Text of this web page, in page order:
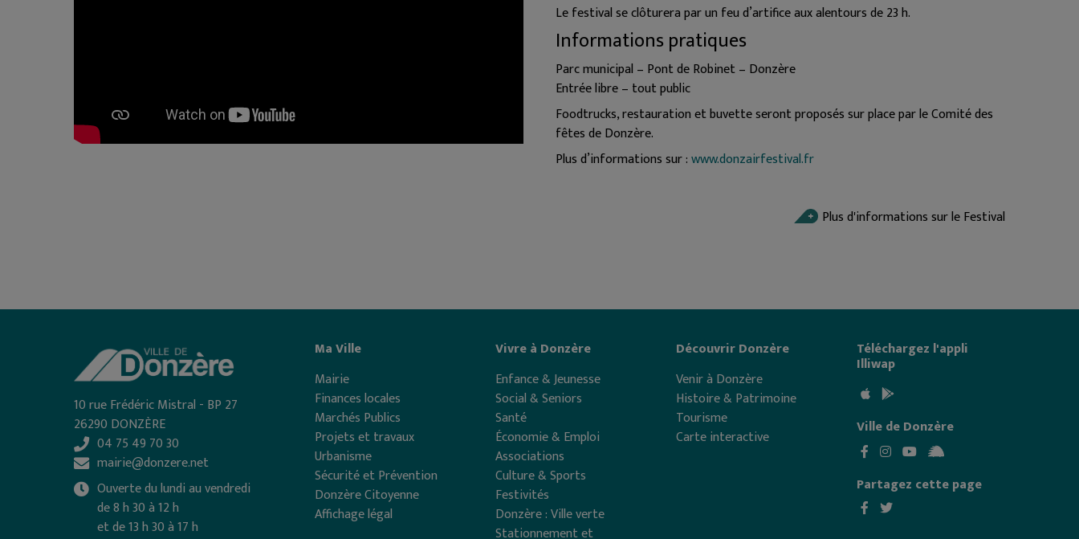
Le festival se clôturera par un feu d’artifice aux alentours de 23 h.
Informations pratiques
Parc municipal – Pont de Robinet – Donzère
Entrée libre – tout public
Foodtrucks, restauration et buvette seront proposés sur place par le Comité des
fêtes de Donzère.
Plus d’informations sur :www.donzairfestival.fr
Plus d'informations sur le Festival
10 rue Frédéric Mistral - BP 27
26290 DONZÈRE
04 75 49 70 30
mairie@donzere.net
Ouverte du lundi au vendredi
de 8 h 30 à 12 h
et de 13 h 30 à 17 h
Ma Ville
Mairie
Finances locales
Marchés Publics
Projets et travaux
Urbanisme
Sécurité et Prévention
Donzère Citoyenne
Affichage légal
Vivre à Donzère
Enfance & Jeunesse
Social & Seniors
Santé
Économie & Emploi
Associations
Culture & Sports
Festivités
Donzère : Ville verte
Stationnement et
Découvrir Donzère
Venir à Donzère
Histoire & Patrimoine
Tourisme
Carte interactive
Téléchargez l'appli
Illiwap
Ville de Donzère
Partagez cette page